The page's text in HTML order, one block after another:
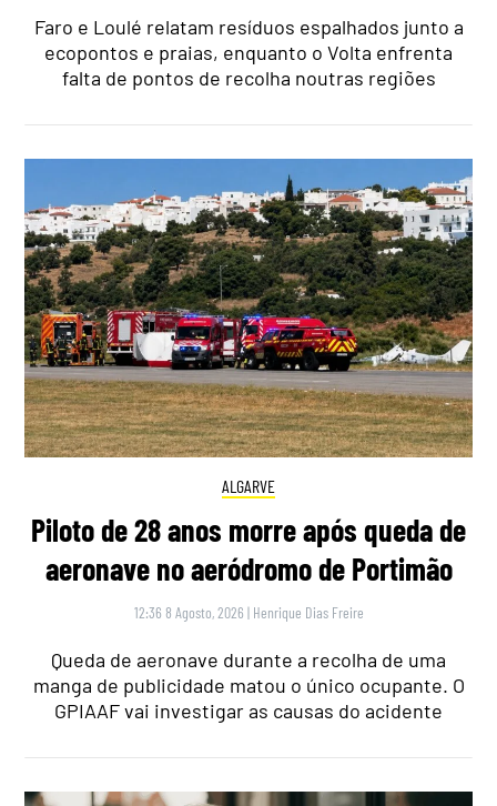
Faro e Loulé relatam resíduos espalhados junto a
ecopontos e praias, enquanto o Volta enfrenta
falta de pontos de recolha noutras regiões
ALGARVE
Piloto de 28 anos morre após queda de
aeronave no aeródromo de Portimão
12:36 8 Agosto, 2026 | Henrique Dias Freire
Queda de aeronave durante a recolha de uma
manga de publicidade matou o único ocupante. O
GPIAAF vai investigar as causas do acidente